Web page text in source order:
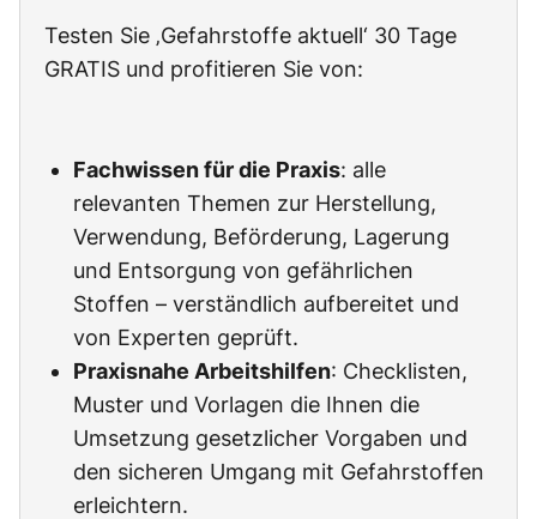
Testen Sie ‚Gefahrstoffe aktuell‘ 30 Tage
GRATIS und profitieren Sie von:
Fachwissen für die Praxis: alle
relevanten Themen zur Herstellung,
Verwendung, Beförderung, Lagerung
und Entsorgung von gefährlichen
Stoffen – verständlich aufbereitet und
von Experten geprüft.
Praxisnahe Arbeitshilfen: Checklisten,
Muster und Vorlagen die Ihnen die
Umsetzung gesetzlicher Vorgaben und
den sicheren Umgang mit Gefahrstoffen
erleichtern.